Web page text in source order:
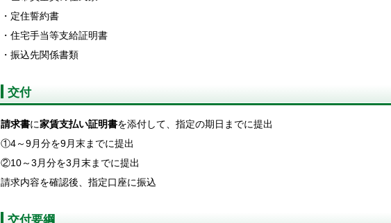
・定住誓約書
・住宅手当等支給証明書
・振込先関係書類
交付
請求書に家賃支払い証明書を添付して、指定の期日までに提出
①4～9月分を9月末までに提出
②10～3月分を3月末までに提出
請求内容を確認後、指定口座に振込
交付要綱